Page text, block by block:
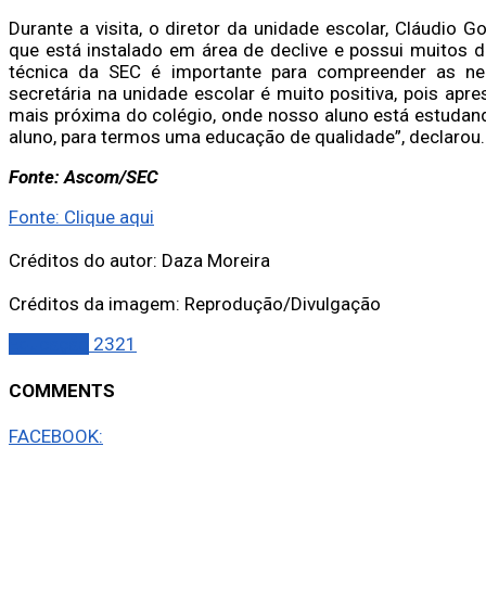
Durante a visita, o diretor da unidade escolar, Cláudio
que está instalado em área de declive e possui muitos
técnica da SEC é importante para compreender as
secretária na unidade escolar é muito positiva, pois
mais próxima do colégio, onde nosso aluno está
aluno, para termos uma educação de qualidade”, declarou.
Fonte: Ascom/SEC
Fonte: Clique aqui
Créditos do autor: Daza Moreira
Créditos da imagem: Reprodução/Divulgação
2321
COMMENTS
FACEBOOK: